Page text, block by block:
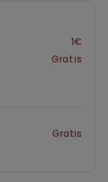
1€
Gratis
Gratis